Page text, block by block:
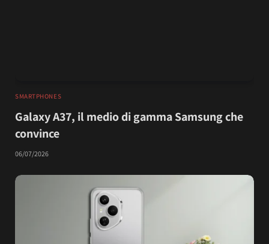
SMARTPHONES
Galaxy A37, il medio di gamma Samsung che
convince
06/07/2026